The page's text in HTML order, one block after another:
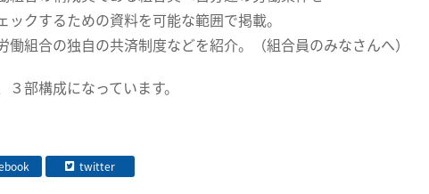
ックするための資料を可能な範囲で掲載。
働組合の独自の共済制度などを紹介。（組合員のみなさんへ）
３部構成になっています。
twitter